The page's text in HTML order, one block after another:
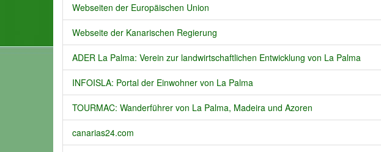
Webseiten der Europäischen Union
Webseite der Kanarischen Regierung
ADER La Palma: Verein zur landwirtschaftlichen Entwicklung von La Palma
INFOISLA: Portal der Einwohner von La Palma
TOURMAC: Wanderführer von La Palma, Madeira und Azoren
canarias24.com